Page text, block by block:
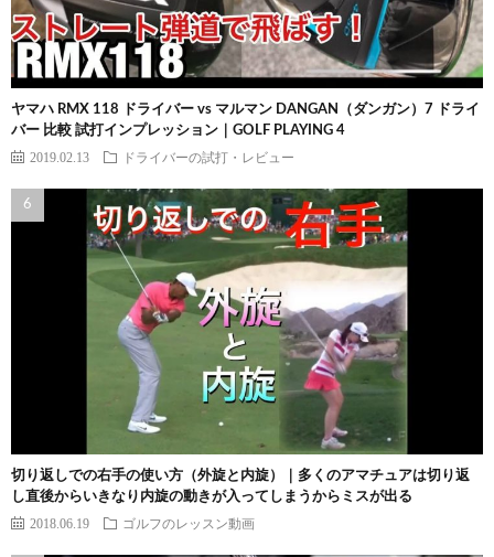
ヤマハ RMX 118 ドライバー vs マルマン DANGAN（ダンガン）7 ドライ
バー 比較 試打インプレッション｜GOLF PLAYING 4
2019.02.13 ドライバーの試打・レビュー
切り返しでの右手の使い方（外旋と内旋）｜多くのアマチュアは切り返
し直後からいきなり内旋の動きが入ってしまうからミスが出る
2018.06.19 ゴルフのレッスン動画